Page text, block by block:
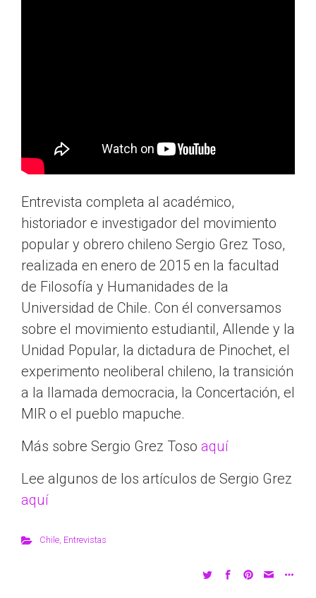
Entrevista completa al académico,
historiador e investigador del movimiento
popular y obrero chileno Sergio Grez Toso,
realizada en enero de 2015 en la facultad
de Filosofía y Humanidades de la
Universidad de Chile. Con él conversamos
sobre el movimiento estudiantil, Allende y la
Unidad Popular, la dictadura de Pinochet, el
experimento neoliberal chileno, la transición
a la llamada democracia, la Concertación, el
MIR o el pueblo mapuche.
Más sobre Sergio Grez Toso aquí
Lee algunos de los artículos de Sergio Grez
aquí
Chile, Entrevistas